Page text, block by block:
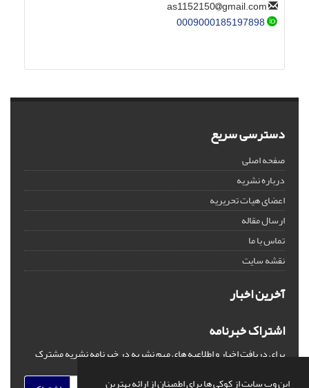
این وب سایت از کوکی ها برای اطمینان از ارائه بهترین
gmail.com
0009000185197898
دسترسی سریع
صفحه اصلی
درباره نشریه
اعضای هیات تحریریه
ارسال مقاله
تماس با ما
نقشه سایت
آخرین اخبار
اشتراک خبرنامه
برای دریافت اخبار و اطلاعیه های مهم نشریه در خبرنامه نشریه مشترک